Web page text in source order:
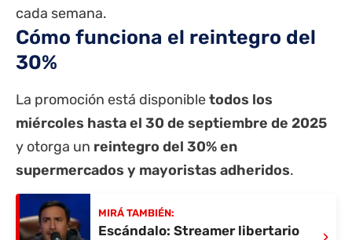
cada semana.
Cómo funciona el reintegro del
30%
La promoción está disponibletodos los
miércoles hasta el 30 de septiembre de 2025
y otorga un reintegro del 30% en
supermercados y mayoristas adheridos.
MIRÁ TAMBIÉN:
Escándalo: Streamer libertario